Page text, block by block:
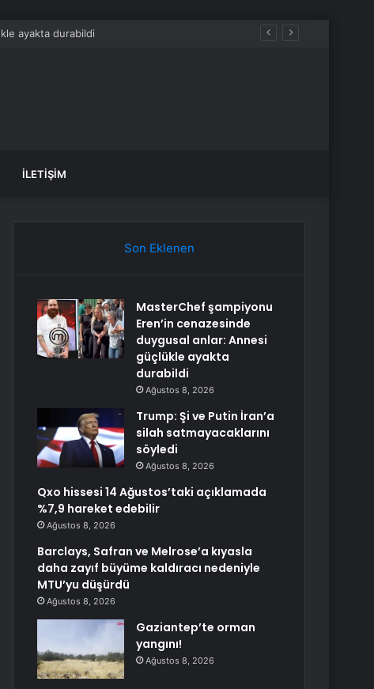
İLETIŞIM
Son Eklenen
MasterChef şampiyonu
Eren’in cenazesinde
duygusal anlar: Annesi
güçlükle ayakta
durabildi
Ağustos 8, 2026
Trump: Şi ve Putin İran’a
silah satmayacaklarını
söyledi
Ağustos 8, 2026
Qxo hissesi 14 Ağustos’taki açıklamada
%7,9 hareket edebilir
Ağustos 8, 2026
Barclays, Safran ve Melrose’a kıyasla
daha zayıf büyüme kaldıracı nedeniyle
MTU’yu düşürdü
Ağustos 8, 2026
Gaziantep’te orman
yangını!
Ağustos 8, 2026